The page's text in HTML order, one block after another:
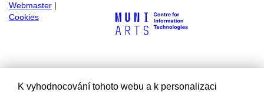
Webmaster
Cookies
K vyhodnocování tohoto webu a k personalizaci